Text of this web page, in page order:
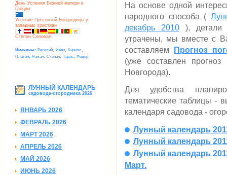
День Успения Божией матери в
Греции
Успение Пресвятой Богородицы у
западных христиан
Степан Сеновал
Именины: Василий Иван Кирилл
Платон Роман Степан Тарас Федор
ЛУННЫЙ КАЛЕНДАРЬ
садовода-огородника 2026
ЯНВАРЬ 2026
ФЕВРАЛЬ 2026
МАРТ 2026
АПРЕЛЬ 2026
МАЙ 2026
ИЮНЬ 2026
На основе одной
народного способа (
декабрь 2010 ), детали
утрачены, мы вместе с
составляем
Прогноз
(уже составлен
Новгорода).
Для удобства
тематические таблицы -
календаря садовода -
Лунный календарь
Лунный календарь
Лунный календарь
Март.